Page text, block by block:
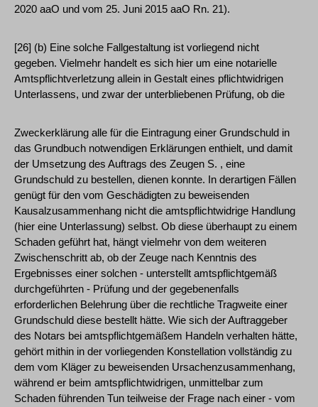
2020 aaO und vom 25. Juni 2015 aaO Rn. 21).
[26] (b) Eine solche Fallgestaltung ist vorliegend nicht
gegeben. Vielmehr handelt es sich hier um eine notarielle
Amtspflichtverletzung allein in Gestalt eines pflichtwidrigen
Unterlassens, und zwar der unterbliebenen Prüfung, ob die
Zweckerklärung alle für die Eintragung einer Grundschuld in
das Grundbuch notwendigen Erklärungen enthielt, und damit
der Umsetzung des Auftrags des Zeugen S. , eine
Grundschuld zu bestellen, dienen konnte. In derartigen Fällen
genügt für den vom Geschädigten zu beweisenden
Kausalzusammenhang nicht die amtspflichtwidrige Handlung
(hier eine Unterlassung) selbst. Ob diese überhaupt zu einem
Schaden geführt hat, hängt vielmehr von dem weiteren
Zwischenschritt ab, ob der Zeuge nach Kenntnis des
Ergebnisses einer solchen - unterstellt amtspflichtgemäß
durchgeführten - Prüfung und der gegebenenfalls
erforderlichen Belehrung über die rechtliche Tragweite einer
Grundschuld diese bestellt hätte. Wie sich der Auftraggeber
des Notars bei amtspflichtgemäßem Handeln verhalten hätte,
gehört mithin in der vorliegenden Konstellation vollständig zu
dem vom Kläger zu beweisenden Ursachenzusammenhang,
während er beim amtspflichtwidrigen, unmittelbar zum
Schaden führenden Tun teilweise der Frage nach einer - vom